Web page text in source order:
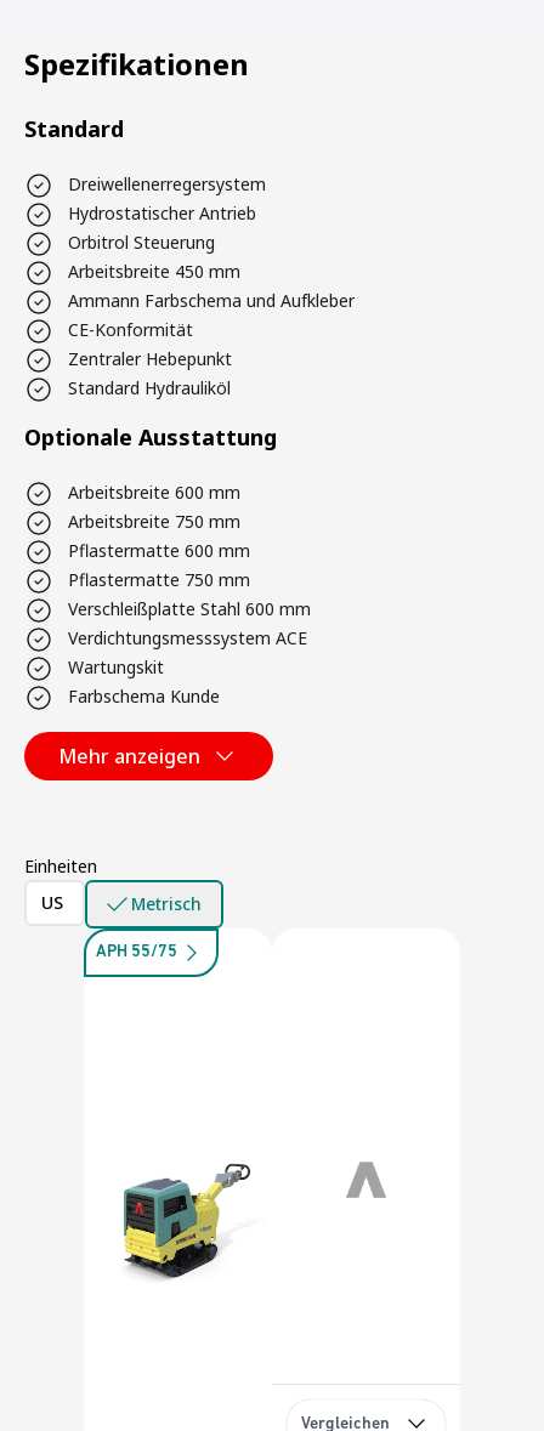
Spezifikationen
Standard
Dreiwellenerregersystem
Hydrostatischer Antrieb
Orbitrol Steuerung
Arbeitsbreite 450 mm
Ammann Farbschema und Aufkleber
CE-Konformität
Zentraler Hebepunkt
Standard Hydrauliköl
Optionale Ausstattung
Arbeitsbreite 600 mm
Arbeitsbreite 750 mm
Pflastermatte 600 mm
Pflastermatte 750 mm
Verschleißplatte Stahl 600 mm
Verdichtungsmesssystem ACE
Wartungskit
Farbschema Kunde
Mehr anzeigen
Einheiten
US
Metrisch
APH 55/75
Vergleichen